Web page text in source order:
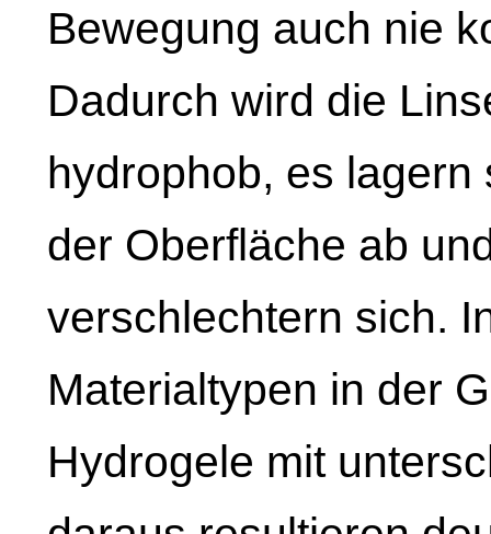
Bewegung auch nie
Dadurch wird die
hydrophob, es
der Oberfläche ab
verschlechtern sich.
Materialtypen in der
Hydrogele mit